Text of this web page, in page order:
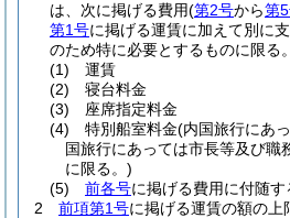
は、次に掲げる費用(第2号から第
第1号に掲げる運賃に加えて別に
のため特に必要とするものに限る
(1)
運賃
(2)
寝台料金
(3)
座席指定料金
(4)
特別船室料金(内国旅行にあ
国旅行にあっては市長等及び職
に限る。)
(5)
前各号に掲げる費用に付随す
2
前項第1号に掲げる運賃の額の